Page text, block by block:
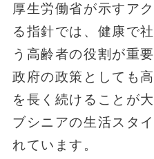
厚生労働省が示すア
る指針では、健康で
う高齢者の役割が重
政府の政策としても
を長く続けることが
ブシニアの生活スタ
れています。